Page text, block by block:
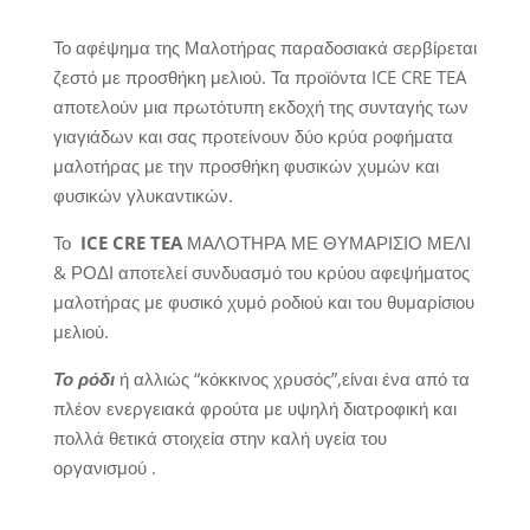
Το αφέψημα της Μαλοτήρας παραδοσιακά σερβίρεται
ζεστό με προσθήκη μελιού. Τα προϊόντα ICE CRE TEA
αποτελούν μια πρωτότυπη εκδοχή της συνταγής των
γιαγιάδων και σας προτείνουν δύο κρύα ροφήματα
μαλοτήρας με την προσθήκη φυσικών χυμών και
φυσικών γλυκαντικών.
Το ICE CRE TEAΜΑΛΟΤΗΡΑ ΜΕ ΘΥΜΑΡΙΣΙΟ ΜΕΛΙ
& ΡΟΔΙ αποτελεί συνδυασμό του κρύου αφεψήματος
μαλοτήρας με φυσικό χυμό ροδιού και του θυμαρίσιου
μελιού.
Το ρόδιή αλλιώς “κόκκινος χρυσός”,είναι ένα από τα
πλέον ενεργειακά φρούτα με υψηλή διατροφική και
πολλά θετικά στοιχεία στην καλή υγεία του
οργανισμού .